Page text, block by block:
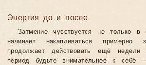
Энергия до и после
Затмение чувствуется не только
начинает накапливаться
продолжает действовать ещё
период будьте внимательнее к себе